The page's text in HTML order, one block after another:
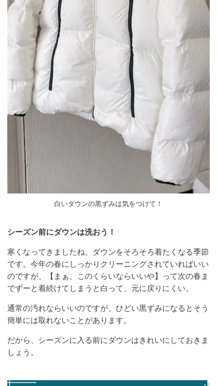
白いダウンの黒ずみは気をつけて！
シーズン前にダウンは洗おう！
寒くなってきましたね。ダウンをそろそろ着たくなる季節
です。今年の春にしっかりクリーニングされていればいい
のですが、【まぁ、このくらいならいいや】って次の春ま
でずーと着続けてしまうと白って、元に戻りにくい。
通常の汚れならいいのですが、ひどい黒ずみになるとそう
簡単には取れないことがあります。
だから、シーズンに入る前にダウンはきれいにしておきま
しょう。